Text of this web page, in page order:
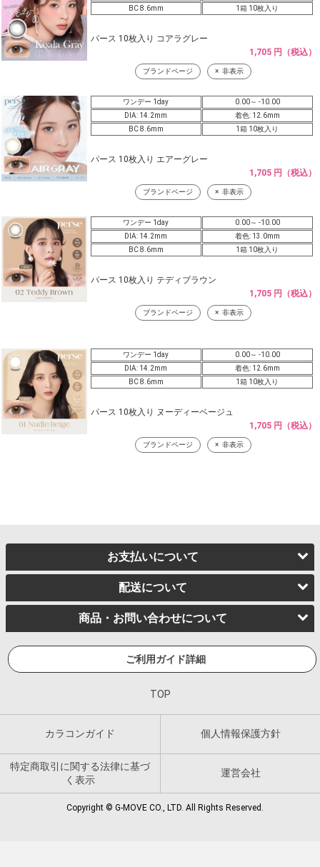
BC 8.6mm
1箱 10枚入り
パース 10枚入り コアラグレー
1,705 円（税込）
ブランドページ 非表示
ワンデー 1day
0.00～ -10.00
DIA: 14.2mm
着色: 12.6mm
BC 8.6mm
1箱 10枚入り
パース 10枚入り エアーグレー
1,705 円（税込）
ブランドページ 非表示
ワンデー 1day
0.00～ -10.00
DIA: 14.2mm
着色: 13.0mm
BC 8.6mm
1箱 10枚入り
パース 10枚入り テディブラウン
1,705 円（税込）
ブランドページ 非表示
ワンデー 1day
0.00～ -10.00
DIA: 14.2mm
着色: 12.6mm
BC 8.6mm
1箱 10枚入り
パース 10枚入り ヌーディーベージュ
1,705 円（税込）
ブランドページ 非表示
お支払いについて
配送について
商品・お問い合わせについて
ご利用ガイド詳細
TOP
カラコンガイド 個人情報保護方針
特定商取引に関する法律に基づ
く表示
運営会社
Copyright © G-MOVE CO., LTD. All Rights Reserved.